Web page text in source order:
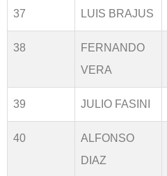
37 LUIS BRAJUS
38
FERNANDO
VERA
39 JULIO FASINI
40
ALFONSO
DIAZ